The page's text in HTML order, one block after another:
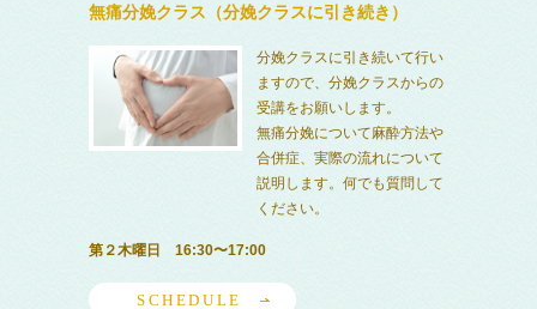
無痛分娩クラス（分娩クラスに引き続き）
分娩クラスに引き続いて行い
ますので、分娩クラスからの
受講をお願いします。
無痛分娩について麻酔方法や
合併症、実際の流れについて
説明します。何でも質問して
ください。
第２木曜日 16:30〜17:00
SCHEDULE